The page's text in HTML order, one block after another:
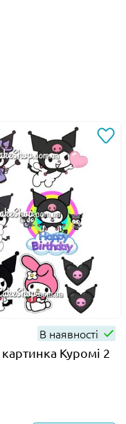
В наявності
Куромі 2